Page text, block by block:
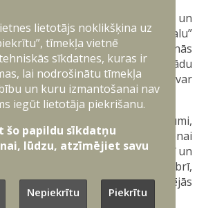
no 2013. līdz 2023. gadam un
gada budžetā “Liepsalu”
ieplānoja 4058 eiro. Vienošanās
ir gatavs rīkoties ar tādu
daudzumu, kādu ministrija var
nozīmīgi piemiņas pasākumi,
Oskara Kalpaka dzimšanas dienai
janvārī, Karoga svētki septembrī un
piemiņas brīdis 11. novembrī,
ar jaunsargu un vietējās
iesaisti.
lietotājs noklikšķina uz
tīmekļa vietnē
sīkdatnes, kuras ir
lai nodrošinātu tīmekļa
un kuru izmantošanai nav
iegūt lietotāja piekrišanu.
šo papildu sīkdatņu
lūdzu, atzīmējiet savu
Nepiekrītu Piekrītu